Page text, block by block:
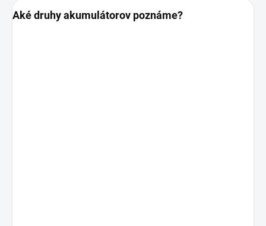
Aké druhy akumulátorov poznáme?